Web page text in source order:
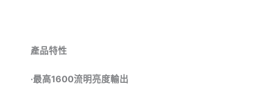
產品特性
·最高1600流明亮度輸出